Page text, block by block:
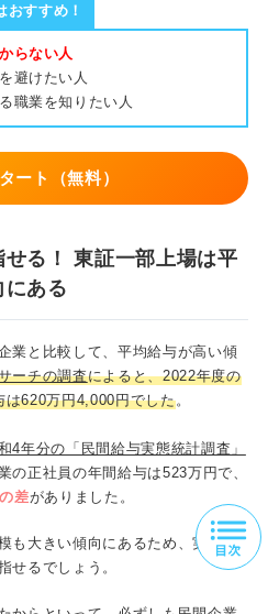
おすすめ！
らない人
避けたい人
職業を知りたい人
ート（無料）
る！ 東証一部上場は平
にある
業と比較して、平均給与が高い傾
ーチの調査によると、2022年度の
は620万円4,000円でした。
4年分の「民間給与実態統計調査」
の正社員の年間給与は523万円で、
差がありました。
も大きい傾向にあるため、実績や
せるでしょう。